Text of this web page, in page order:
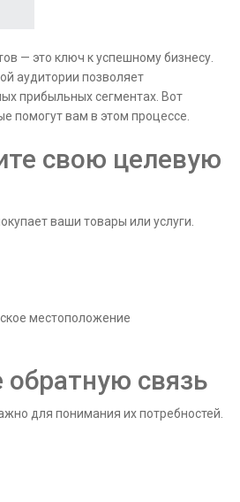
— это ключ к успешному бизнесу.
аудитории позволяет
прибыльных сегментах. Вот
помогут вам в этом процессе.
свою целевую
ваши товары или услуги.
местоположение
обратную связь
для понимания их потребностей.